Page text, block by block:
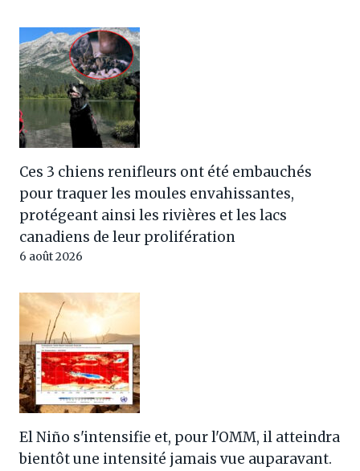
Ces 3 chiens renifleurs ont été embauchés
pour traquer les moules envahissantes,
protégeant ainsi les rivières et les lacs
canadiens de leur prolifération
6 août 2026
El Niño s'intensifie et, pour l'OMM, il atteindra
bientôt une intensité jamais vue auparavant.